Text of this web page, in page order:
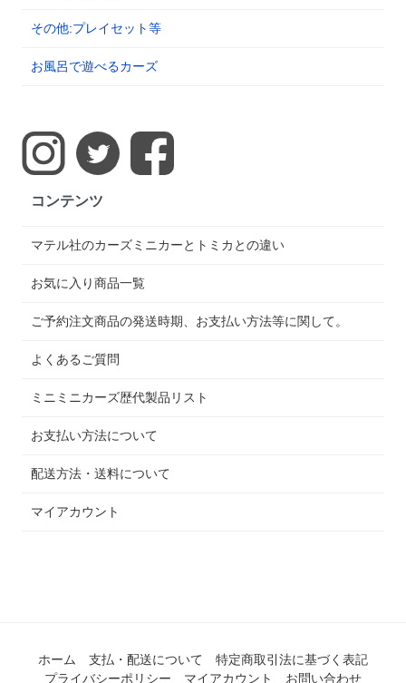
その他:プレイセット等
お風呂で遊べるカーズ
コンテンツ
マテル社のカーズミニカーとトミカとの違い
お気に入り商品一覧
ご予約注文商品の発送時期、お支払い方法等に関して。
よくあるご質問
ミニミニカーズ歴代製品リスト
お支払い方法について
配送方法・送料について
マイアカウント
ホーム 支払・配送について
特定商取引法に基づく表記
プライバシーポリシー
マイアカウント お問い合わせ